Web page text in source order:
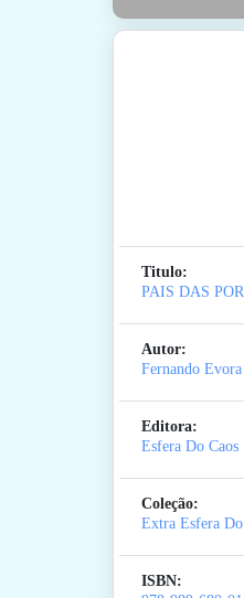
Titulo:
PAIS DAS
Autor:
Fernando Evora
Editora:
Esfera Do Caos
Coleção:
Extra Esfera Do
ISBN: